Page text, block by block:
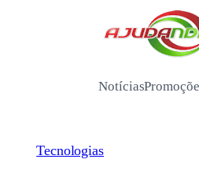
Notícias
Tecnologias